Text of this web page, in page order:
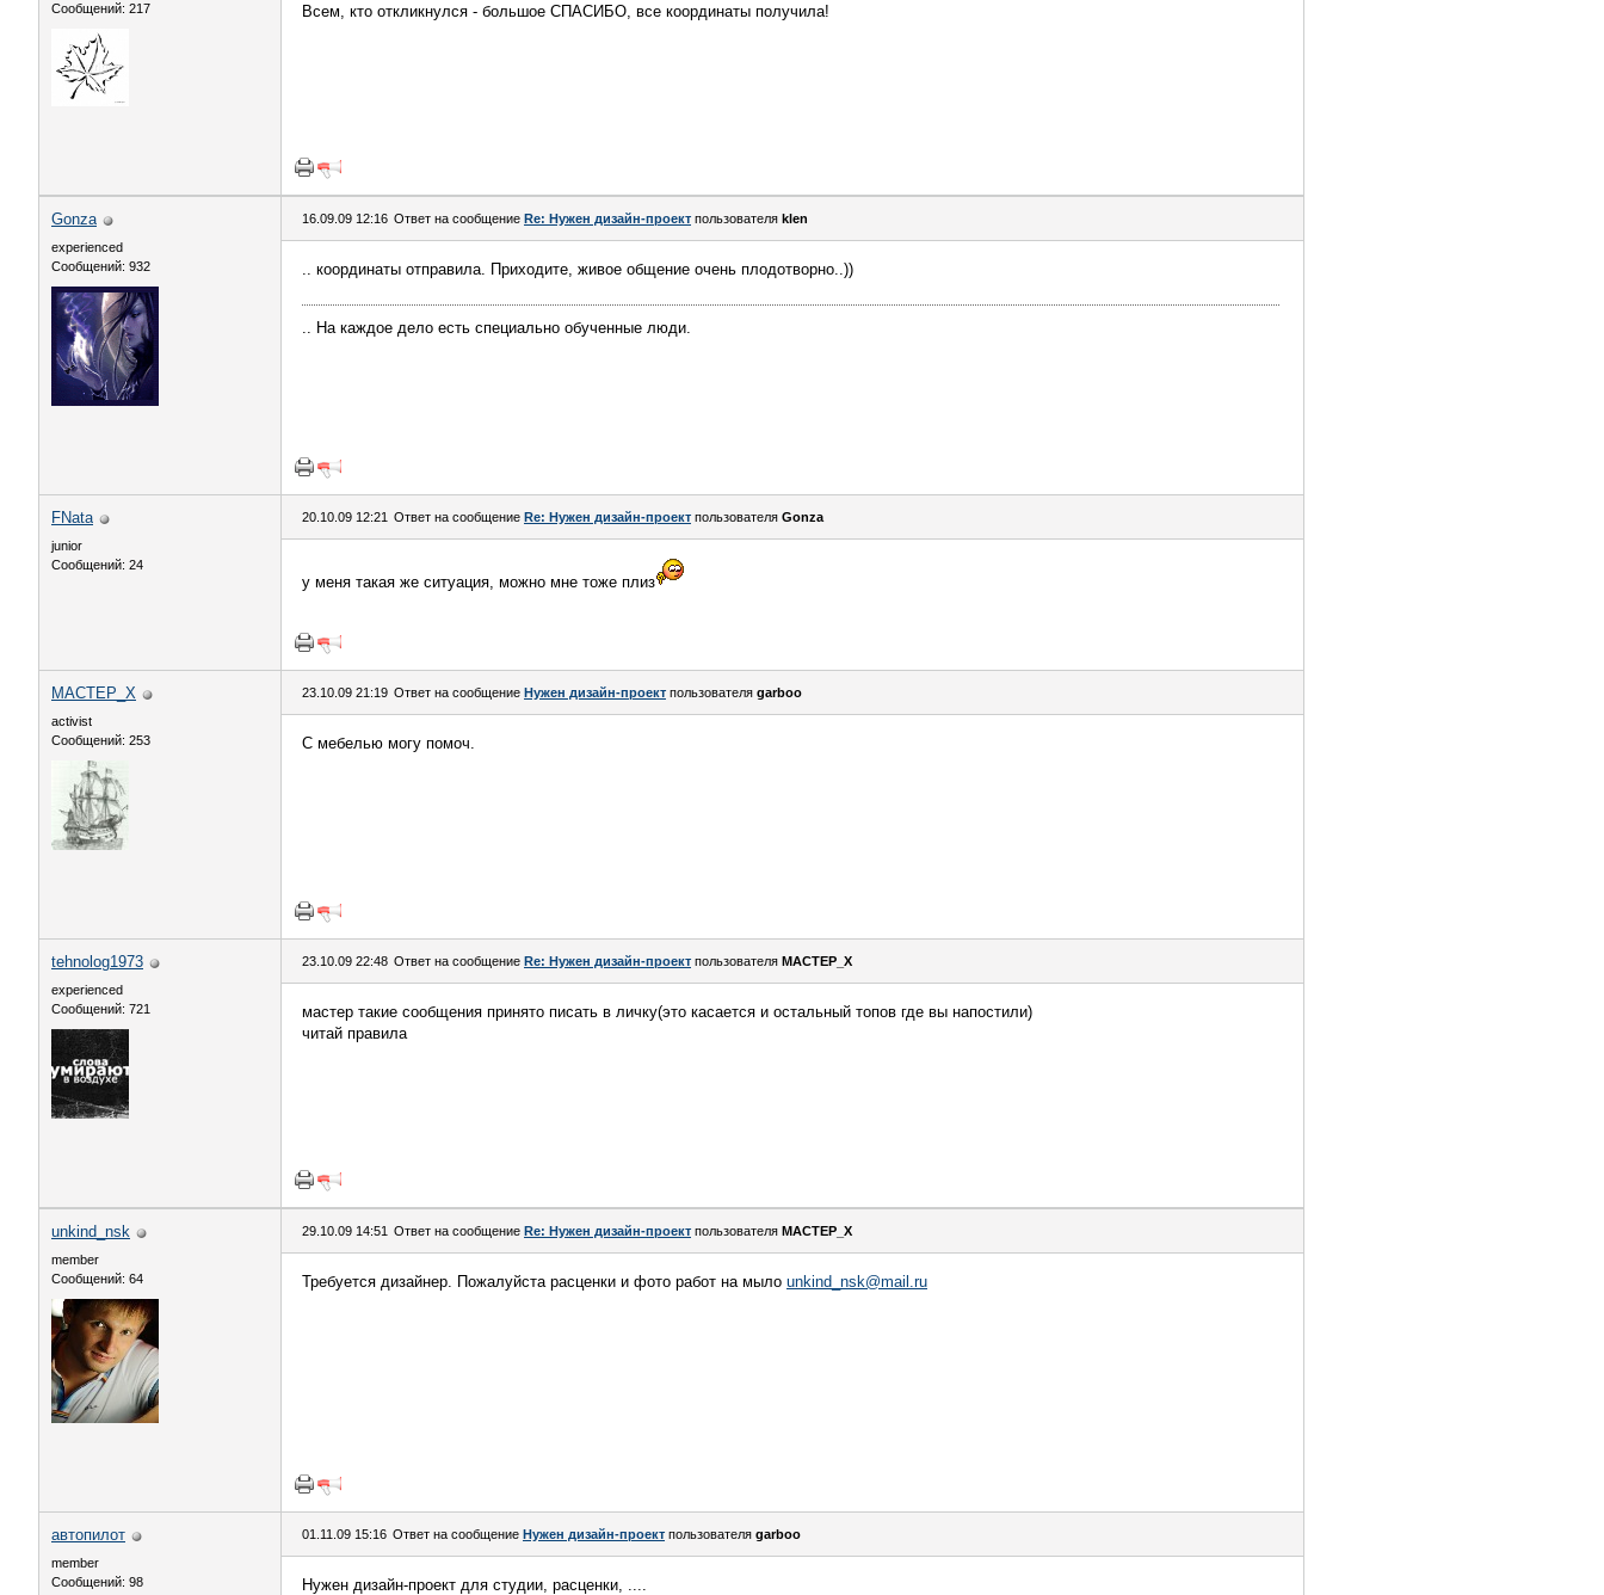
Сообщений: 217
Всем, кто откликнулся - большое СПАСИБО, все координаты получила!
Gonza
experienced
Сообщений: 932
16.09.09 12:16 Ответ на сообщение Re: Нужен дизайн-проект пользователя klen
.. координаты отправила. Приходите, живое общение очень плодотворно..))
.. На каждое дело есть специально обученные люди.
FNata
junior
Сообщений: 24
20.10.09 12:21 Ответ на сообщение Re: Нужен дизайн-проект пользователя Gonza
у меня такая же ситуация, можно мне тоже плиз
MACTEP_X
activist
Сообщений: 253
23.10.09 21:19 Ответ на сообщение Нужен дизайн-проект пользователя garboo
С мебелью могу помоч.
tehnolog1973
experienced
Сообщений: 721
23.10.09 22:48 Ответ на сообщение Re: Нужен дизайн-проект пользователя MACTEP_X
мастер такие сообщения принято писать в личку(это касается и остальный топов где вы напостили)
читай правила
unkind_nsk
member
Сообщений: 64
29.10.09 14:51 Ответ на сообщение Re: Нужен дизайн-проект пользователя MACTEP_X
Требуется дизайнер. Пожалуйста расценки и фото работ на мыло unkind_nsk@mail.ru
автопилот
member
Сообщений: 98
01.11.09 15:16 Ответ на сообщение Нужен дизайн-проект пользователя garboo
Нужен дизайн-проект для студии, расценки, ....